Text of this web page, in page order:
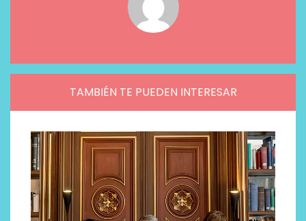
TAMBIÉN TE PUEDEN INTERESAR